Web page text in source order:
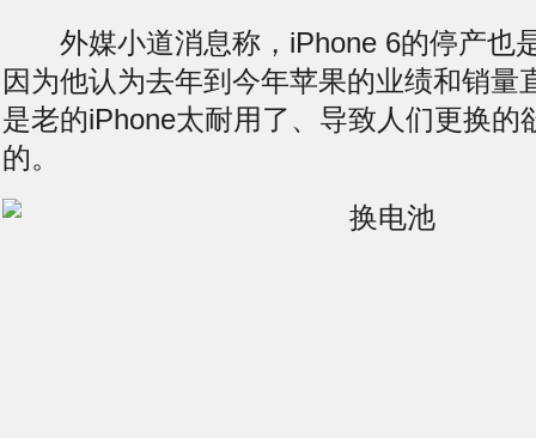
外媒小道消息称，iPhone 6的停产也
因为他认为去年到今年苹果的业绩和销量
是老的iPhone太耐用了、导致人们更换的
的。